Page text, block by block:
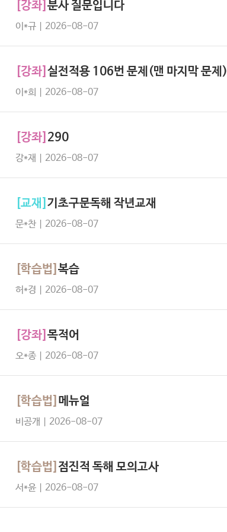
[강좌] 분사 질문입니다
이*규 | 2026-08-07
[강좌] 실전적용 106번 문제(맨 마지막 문제)
이*희 | 2026-08-07
[강좌] 290
강*재 | 2026-08-07
[교재] 기초구문독해 작년교재
문*찬 | 2026-08-07
[학습법] 복습
허*경 | 2026-08-07
[강좌] 목적어
오*종 | 2026-08-07
[학습법] 메뉴얼
비공개 | 2026-08-07
[학습법] 점진적 독해 모의고사
서*윤 | 2026-08-07